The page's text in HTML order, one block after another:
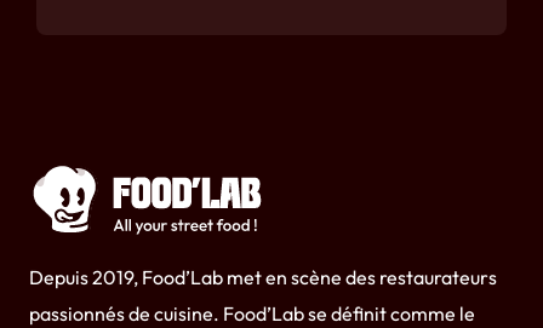
Depuis 2019, Food’Lab met en scène des restaurateurs
passionnés de cuisine. Food’Lab se définit comme le